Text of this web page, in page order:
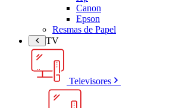
Canon
Epson
Resmas de Papel
TV
Televisores